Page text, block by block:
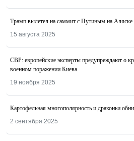
Трамп вылетел на саммит с Путиным на Аляске
15 августа 2025
СВР: европейские эксперты предупреждают о
военном поражении Киева
19 ноября 2025
Картофельная многополярность и драконьи
2 сентября 2025